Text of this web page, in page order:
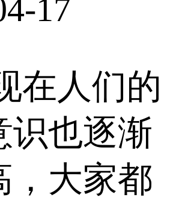
17
人们的
识也逐渐
，大家都